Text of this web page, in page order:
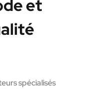
et
spécialisés